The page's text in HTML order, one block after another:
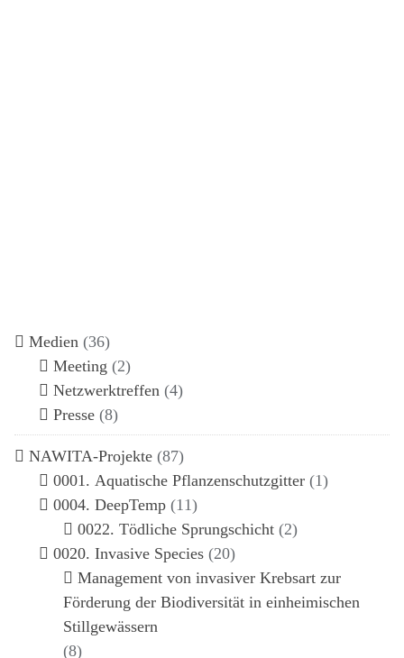
Medien (36)
Meeting (2)
Netzwerktreffen (4)
Presse (8)
NAWITA-Projekte (87)
0001. Aquatische Pflanzenschutzgitter (1)
0004. DeepTemp (11)
0022. Tödliche Sprungschicht (2)
0020. Invasive Species (20)
Management von invasiver Krebsart zur
Förderung der Biodiversität in einheimischen
Stillgewässern
(8)